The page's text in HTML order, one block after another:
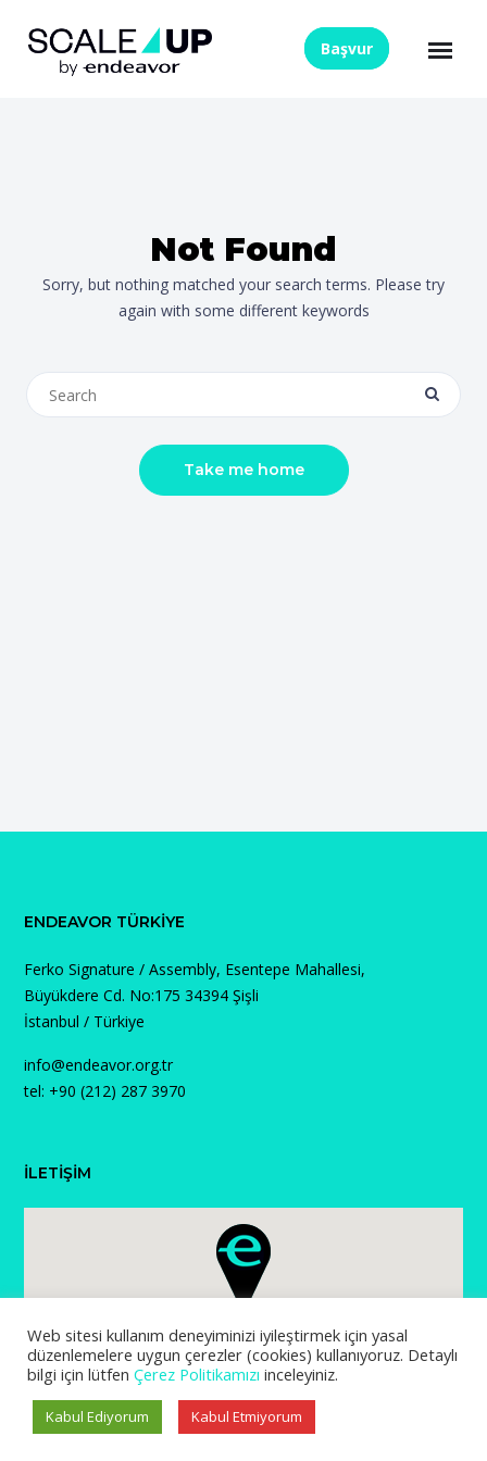
Başvur
Not Found
Sorry, but nothing matched your search terms. Please try
again with some different keywords
Take me home
ENDEAVOR TÜRKIYE
Ferko Signature / Assembly, Esentepe Mahallesi,
Büyükdere Cd. No:175 34394 Şişli
İstanbul / Türkiye
info@endeavor.org.tr
tel: +90 (212) 287 3970
İLETİŞİM
Web sitesi kullanım deneyiminizi iyileştirmek için yasal
düzenlemelere uygun çerezler (cookies) kullanıyoruz. Detaylı
bilgi için lütfen Çerez Politikamızı inceleyiniz.
Kabul Ediyorum Kabul Etmiyorum